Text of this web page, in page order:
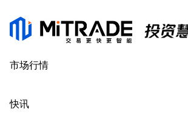
市场行情
快讯